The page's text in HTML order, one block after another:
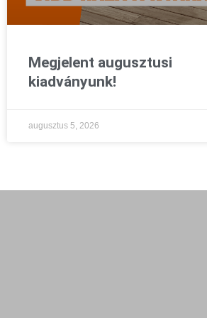
Megjelent augusztusi
kiadványunk!
augusztus 5, 2026